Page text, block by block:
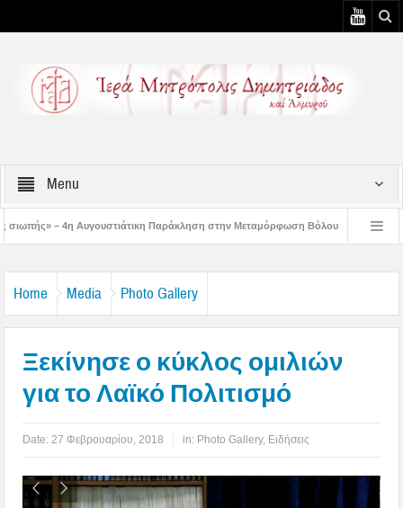
Menu
Παράκληση στην Μεταμόρφωση Βόλου Επίσκεψη του Δ/ντού της Β/
Home Media Photo Gallery
Ξεκίνησε ο κύκλος ομιλιών
για το Λαϊκό Πολιτισμό
Date: 27 Φεβρουαρίου, 2018 in: Photo Gallery, Ειδήσεις